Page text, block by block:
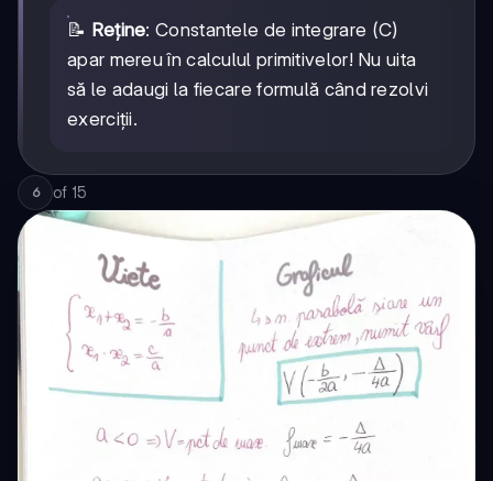
a^2} dx
\frac{1}
{2a} \ln
a}
+ C
{x^2 +
a^2} dx
=
\frac{1}
{a}
\arctan
{a} + C
📝 Reține: Constantele de integrare (C)
apar mereu în calculul primitivelor! Nu uita
să le adaugi la fiecare formulă când rezolvi
exerciții.
6 of 15